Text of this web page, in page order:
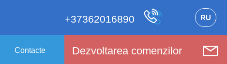
+37362016890 RU
Contacte Dezvoltarea comenzilor